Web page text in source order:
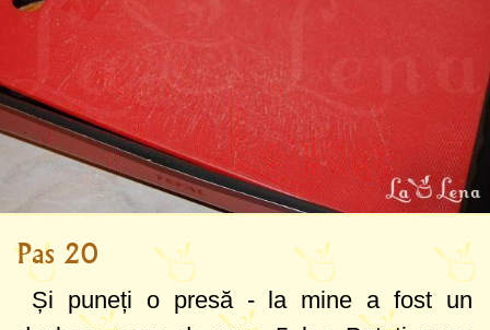
Pas 20
Și puneți o presă - la mine a fost un